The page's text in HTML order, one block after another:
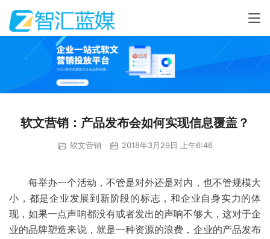
软文营销：产品发布会如何实现信息覆盖？
软文营销 2018年3月29日 上午6:46
每举办一个活动，不管是对外还是对内，也不管规模大
小，都是企业发展到新阶段的标志，和企业自身实力的体
现，如果一点声响都没有或者发出的声响不够大，这对于企
业的品牌塑造来说，就是一种资源的浪费，企业的产品发布